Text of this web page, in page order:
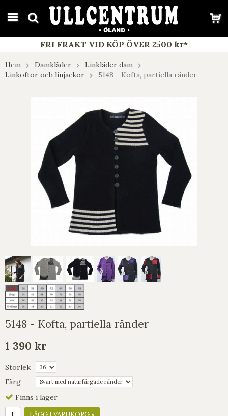
google-site-verification: google7e4b1026db5d9f32.html
FRI FRAKT VID KÖP ÖVER 2500 kr*
Hem Damkläder
Linkläder dam
Linkoftor och linjackor
5148 - Kofta, partiella ränder
5148 - Kofta, partiella ränder
1 390 kr
Storlek
Färg
Finns i lager